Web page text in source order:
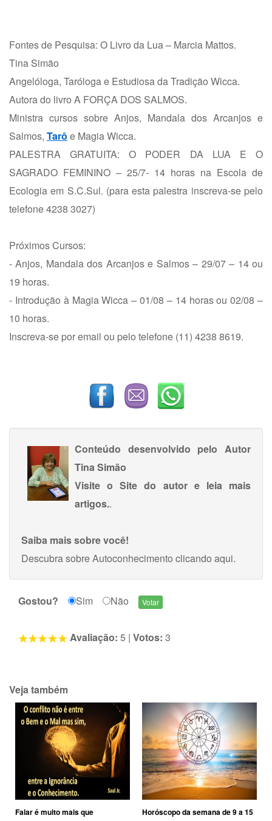
Fontes de Pesquisa: O Livro da Lua – Marcia Mattos.
Tina Simão
Angelóloga, Taróloga e Estudiosa da Tradição Wicca.
Autora do livro A FORÇA DOS SALMOS.
Ministra cursos sobre Anjos, Mandala dos Arcanjos e
Salmos, Tarô e Magia Wicca.
PALESTRA GRATUITA: O PODER DA LUA E O
SAGRADO FEMININO – 25/7- 14 horas na Escola de
Ecologia em S.C.Sul. (para esta palestra inscreva-se pelo
telefone 4238 3027)
Próximos Cursos:
- Anjos, Mandala dos Arcanjos e Salmos – 29/07 – 14 ou
19 horas.
- Introdução à Magia Wicca – 01/08 – 14 horas ou 02/08 –
10 horas.
Inscreva-se por email ou pelo telefone (11) 4238 8619.
Conteúdo desenvolvido pelo Autor
Tina Simão
Visite o Site do autor e leia mais
artigos..
Saiba mais sobre você!
Descubra sobre Autoconhecimento clicando aqui.
Gostou? Sim Não
Avaliação: 5 | Votos: 3
Veja também
Falar é muito mais que
Horóscopo da semana de 9 a 15